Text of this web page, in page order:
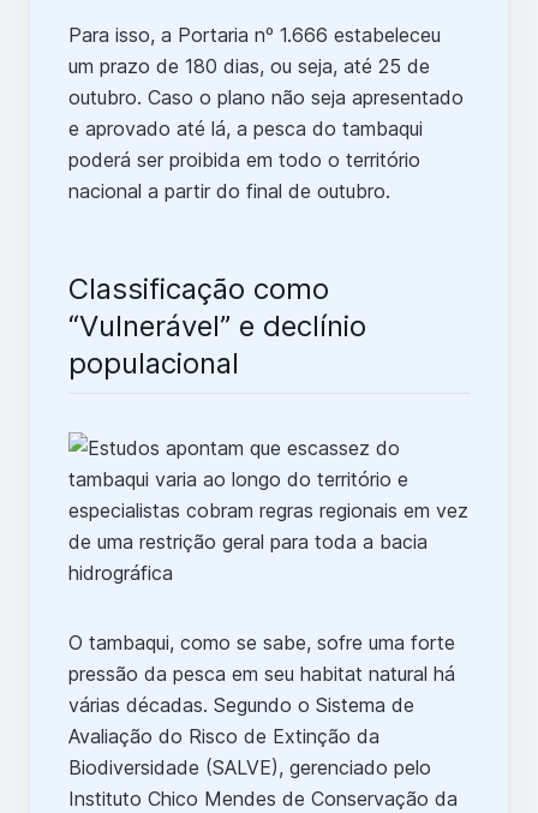
Para isso, a Portaria nº 1.666 estabeleceu
um prazo de 180 dias, ou seja, até 25 de
outubro. Caso o plano não seja apresentado
e aprovado até lá, a pesca do tambaqui
poderá ser proibida em todo o território
nacional a partir do final de outubro.
Classificação como
“Vulnerável” e declínio
populacional
O tambaqui, como se sabe, sofre uma forte
pressão da pesca em seu habitat natural há
várias décadas. Segundo o Sistema de
Avaliação do Risco de Extinção da
Biodiversidade (SALVE), gerenciado pelo
Instituto Chico Mendes de Conservação da